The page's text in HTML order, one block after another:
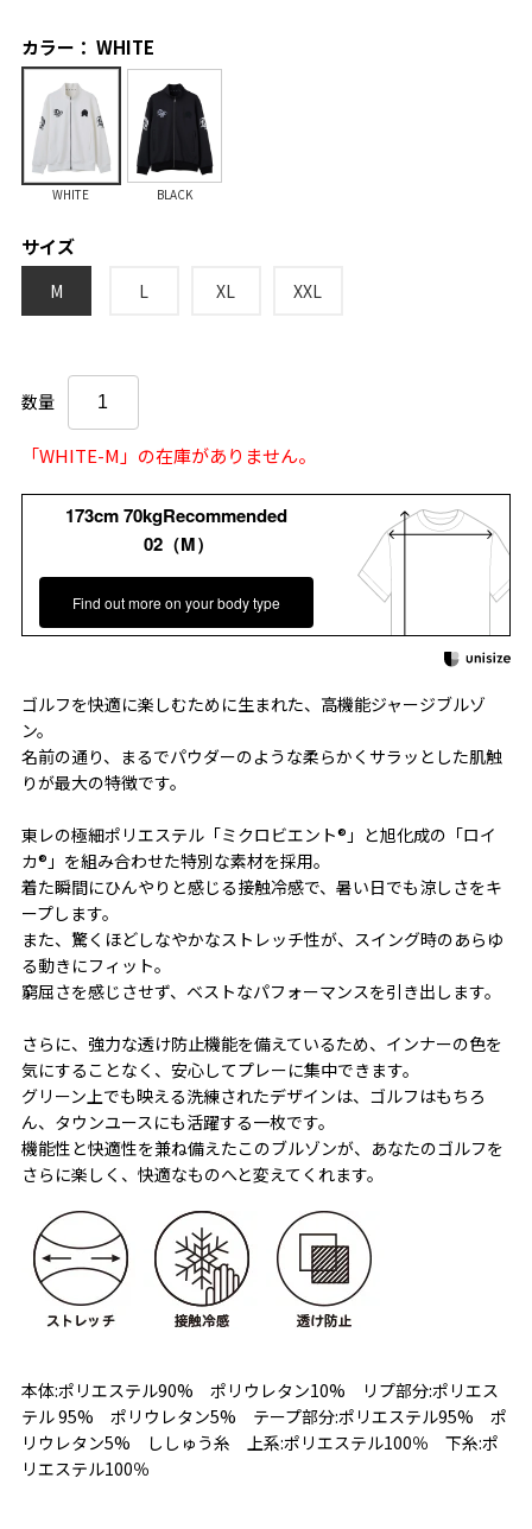
カラー： WHITE
WHITE BLACK
サイズ
M L XL XXL
数量
「WHITE-M」の在庫がありません。
173cm 70kgRecommended
02（M）
Find out more on your body type
ゴルフを快適に楽しむために生まれた、高機能ジャージブルゾ
ン。
名前の通り、まるでパウダーのような柔らかくサラッとした肌触
りが最大の特徴です。
東レの極細ポリエステル「ミクロビエント®」と旭化成の「ロイ
カ®」を組み合わせた特別な素材を採用。
着た瞬間にひんやりと感じる接触冷感で、暑い日でも涼しさをキ
ープします。
また、驚くほどしなやかなストレッチ性が、スイング時のあらゆ
る動きにフィット。
窮屈さを感じさせず、ベストなパフォーマンスを引き出します。
さらに、強力な透け防止機能を備えているため、インナーの色を
気にすることなく、安心してプレーに集中できます。
グリーン上でも映える洗練されたデザインは、ゴルフはもちろ
ん、タウンユースにも活躍する一枚です。
機能性と快適性を兼ね備えたこのブルゾンが、あなたのゴルフを
さらに楽しく、快適なものへと変えてくれます。
本体:ポリエステル90% ポリウレタン10% リプ部分:ポリエス
テル 95% ポリウレタン5% テープ部分:ポリエステル95% ポ
リウレタン5% ししゅう糸 上系:ポリエステル100％ 下糸:ポ
リエステル100％